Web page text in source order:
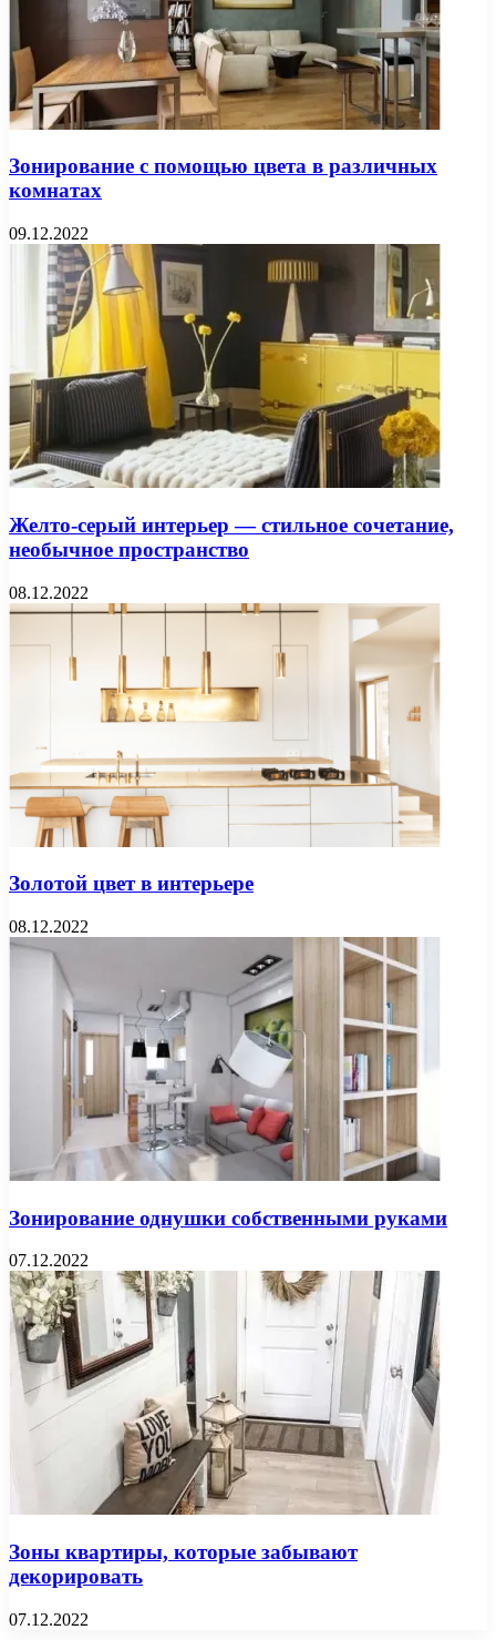
Зонирование с помощью цвета в различных
комнатах
09.12.2022
Желто-серый интерьер — стильное сочетание,
необычное пространство
08.12.2022
Золотой цвет в интерьере
08.12.2022
Зонирование однушки собственными руками
07.12.2022
Зоны квартиры, которые забывают
декорировать
07.12.2022